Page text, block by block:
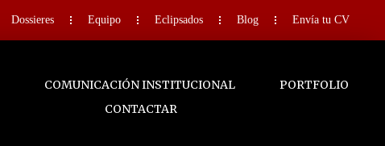
Dossieres Equipo Eclipsados Blog Envía tu CV
COMUNICACIÓN INSTITUCIONAL
PORTFOLIO
CONTACTAR